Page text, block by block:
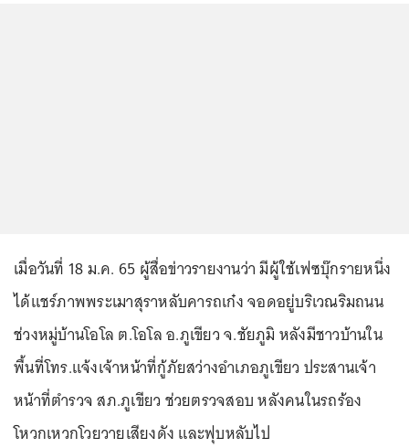
เมื่อวันที่ 18 ม.ค. 65 ผู้สื่อข่าวรายงานว่า มีผู้ใช้เฟซบุ๊กรายหนึ่ง
ได้แชร์ภาพพระเมาสุราหลับคารถเก๋ง จอดอยู่บริเวณริมถนน
ช่วงหมู่บ้านโอโล ต.โอโล อ.ภูเขียว จ.ชัยภูมิ หลังมีชาวบ้านใน
พื้นที่โทร.แจ้งเจ้าหน้าที่กู้ภัยสว่างอำเภอภูเขียว ประสานเจ้า
หน้าที่ตำรวจ สภ.ภูเขียว ช่วยตรวจสอบ หลังคนในรถร้อง
โหวกเหวกโวยวายเสียงดัง และฟุบหลับไป